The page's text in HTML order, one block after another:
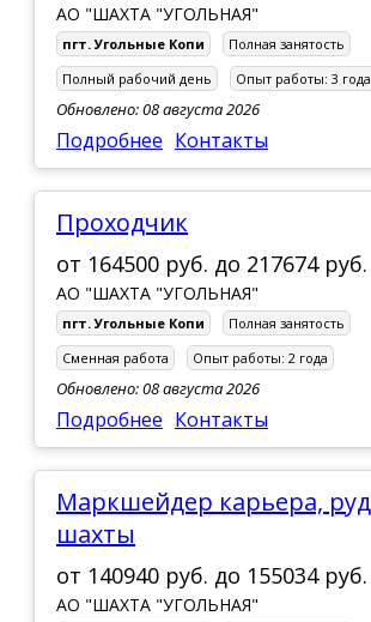
АО "ШАХТА "УГОЛЬНАЯ"
пгт. Угольные Копи
Полная занятость
Полный рабочий день
Опыт работы: 3 года
Обновлено: 08 августа 2026
Подробнее Контакты
Проходчик
от 164500 руб. до 217674 руб.
АО "ШАХТА "УГОЛЬНАЯ"
пгт. Угольные Копи
Полная занятость
Сменная работа
Опыт работы: 2 года
Обновлено: 08 августа 2026
Подробнее Контакты
Маркшейдер карьера, рудника,
шахты
от 140940 руб. до 155034 руб.
АО "ШАХТА "УГОЛЬНАЯ"